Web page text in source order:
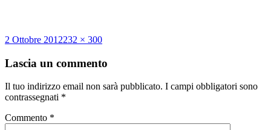
Scritto
2 Ottobre 2012Dimensione
232 × 300
Lascia un commento
Il tuo indirizzo email non sarà pubblicato. I campi obbligatori sono
contrassegnati *
Commento *